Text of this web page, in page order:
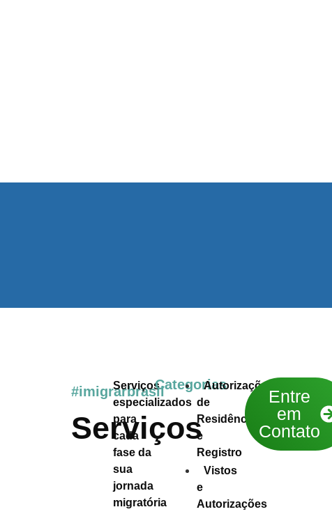
#imigrarbrasil
Serviços
Serviços
especializados
para
cada
fase da
sua
jornada
migratória
CategoriasAutorizações
de
Residência
e
Registro
Vistos
e
Autorizações
Entre
em
Contato